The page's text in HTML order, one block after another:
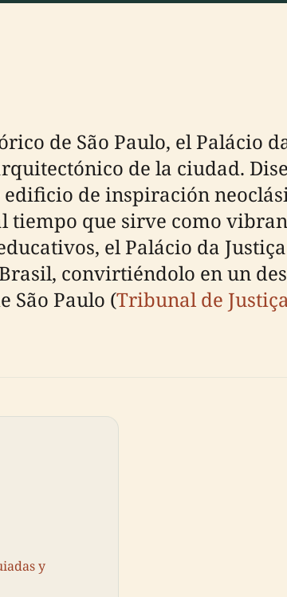
de São Paulo, el Palácio
de la ciudad.
de inspiración
tiempo que sirve como
el Palácio da
convirtiéndolo en un
São Paulo (Tribunal de
y